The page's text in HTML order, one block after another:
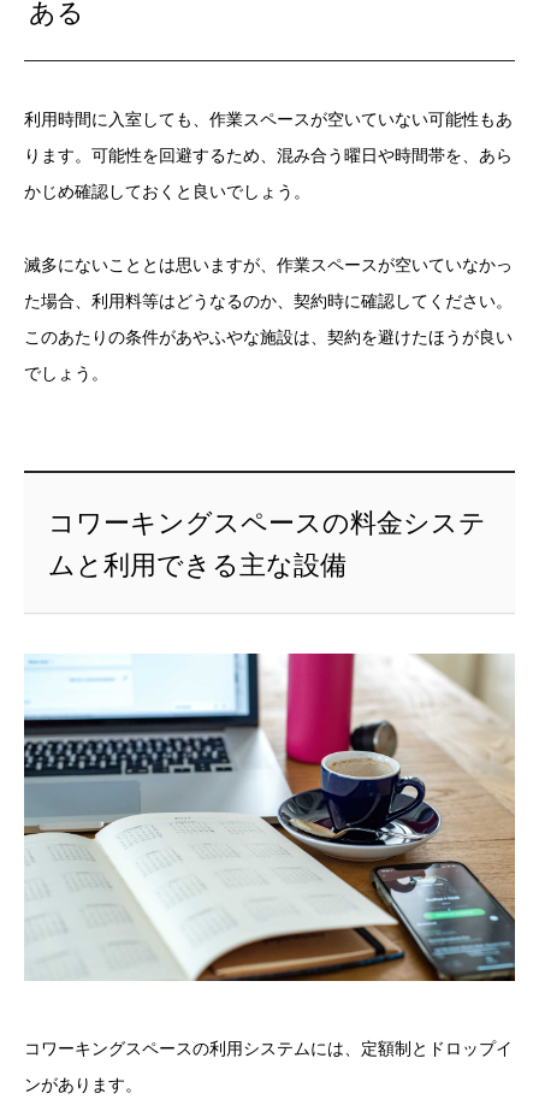
ある
利用時間に入室しても、作業スペースが空いていない可能性もあ
ります。可能性を回避するため、混み合う曜日や時間帯を、あら
かじめ確認しておくと良いでしょう。
滅多にないこととは思いますが、作業スペースが空いていなかっ
た場合、利用料等はどうなるのか、契約時に確認してください。
このあたりの条件があやふやな施設は、契約を避けたほうが良い
でしょう。
コワーキングスペースの料金システ
ムと利用できる主な設備
コワーキングスペースの利用システムには、定額制とドロップイ
ンがあります。